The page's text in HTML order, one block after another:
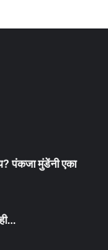
पंकजा मुंडेंनी एका